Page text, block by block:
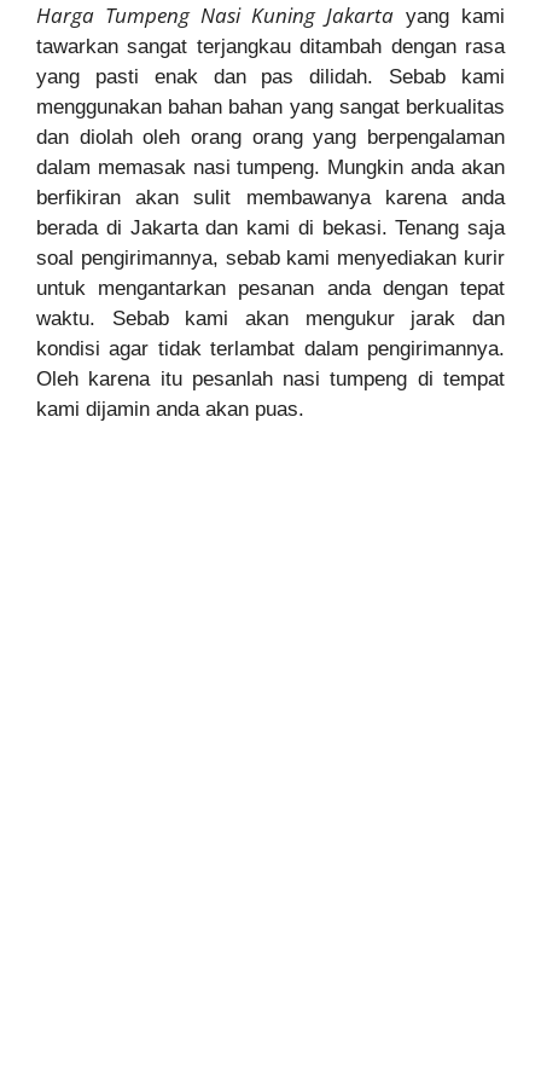
Harga Tumpeng Nasi Kuning Jakarta yang kami
tawarkan sangat terjangkau ditambah dengan rasa
yang pasti enak dan pas dilidah. Sebab kami
menggunakan bahan bahan yang sangat berkualitas
dan diolah oleh orang orang yang berpengalaman
dalam memasak nasi tumpeng. Mungkin anda akan
berfikiran akan sulit membawanya karena anda
berada di Jakarta dan kami di bekasi. Tenang saja
soal pengirimannya, sebab kami menyediakan kurir
untuk mengantarkan pesanan anda dengan tepat
waktu. Sebab kami akan mengukur jarak dan
kondisi agar tidak terlambat dalam pengirimannya.
Oleh karena itu pesanlah nasi tumpeng di tempat
kami dijamin anda akan puas.